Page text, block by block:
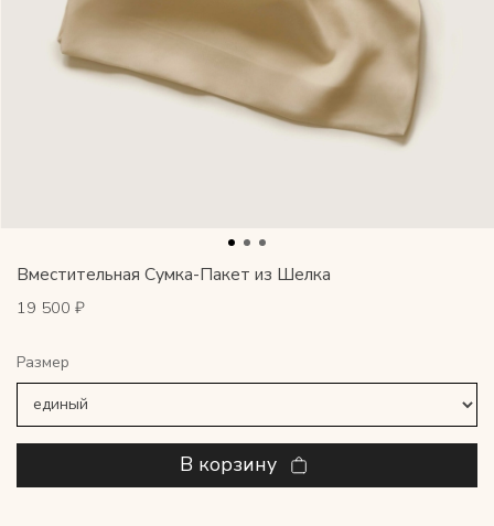
Вместительная Сумка-Пакет из Шелка
19 500 ₽
В корзину